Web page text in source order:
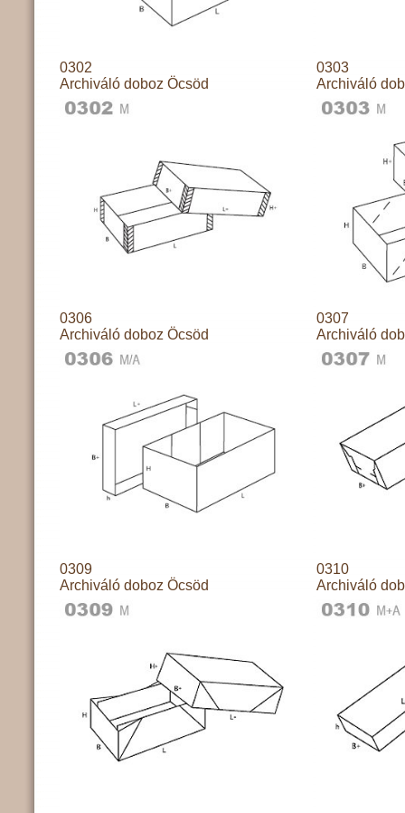
0302
Archiváló doboz Öcsöd
0303
Archiváló
0306
Archiváló doboz Öcsöd
0307
Archiváló
0309
Archiváló doboz Öcsöd
0310
Archiváló